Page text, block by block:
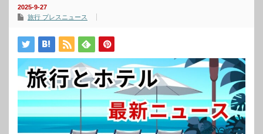
2025-9-27
旅行 プレスニュース